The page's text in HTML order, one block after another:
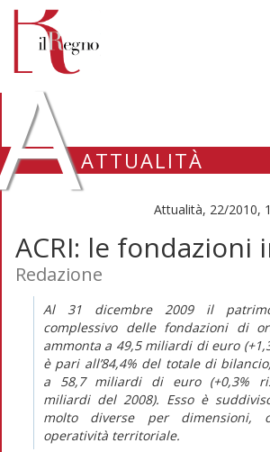
ATTUALITÀ
Attualità, 22/2010,
ACRI: le fondazioni
Redazione
Al 31 dicembre 2009 il
complessivo delle fondazioni di
ammonta a 49,5 miliardi di euro
è pari all’84,4% del totale di
a 58,7 miliardi di euro (+0,3%
miliardi del 2008). Esso è
molto diverse per dimensioni,
operatività territoriale.